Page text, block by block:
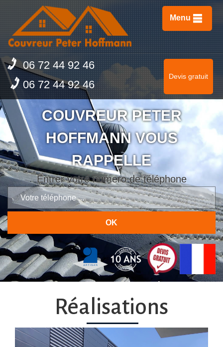
Menu
06 72 44 92 46
06 72 44 92 46
Devis gratuit
COUVREUR PETER
HOFFMANN VOUS
RAPPELLE
Entrer votre numero de téléphone
Réalisations